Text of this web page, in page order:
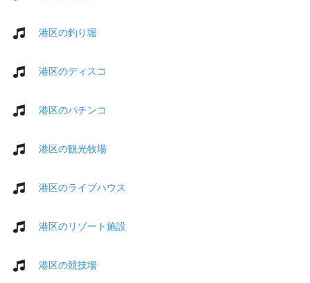
港区の釣り堀
港区のディスコ
港区のパチンコ
港区の観光牧場
港区のライブハウス
港区のリゾート施設
港区の競技場